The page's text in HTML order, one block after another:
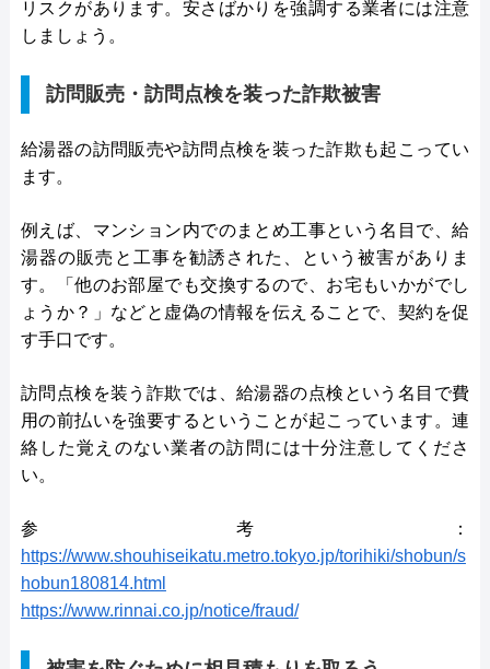
リスクがあります。安さばかりを強調する業者には注意
しましょう。
訪問販売・訪問点検を装った詐欺被害
給湯器の訪問販売や訪問点検を装った詐欺も起こってい
ます。
例えば、マンション内でのまとめ工事という名目で、給
湯器の販売と工事を勧誘された、という被害がありま
す。「他のお部屋でも交換するので、お宅もいかがでし
ょうか？」などと虚偽の情報を伝えることで、契約を促
す手口です。
訪問点検を装う詐欺では、給湯器の点検という名目で費
用の前払いを強要するということが起こっています。連
絡した覚えのない業者の訪問には十分注意してくださ
い。
参考：
https://www.shouhiseikatu.metro.tokyo.jp/torihiki/shobun/s
hobun180814.html
https://www.rinnai.co.jp/notice/fraud/